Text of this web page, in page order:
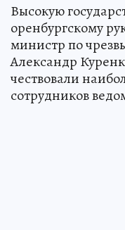
Высокую
оренбургскому
министр по
Александр
чествовали
сотрудников